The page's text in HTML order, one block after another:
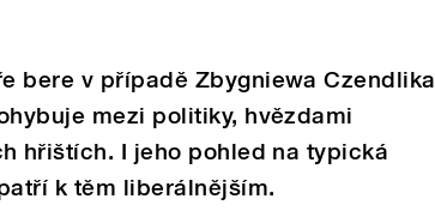
bere v případě Zbygniewa Czendlika
mezi politiky, hvězdami
hřištích. I jeho pohled na typická
k těm liberálnějším.